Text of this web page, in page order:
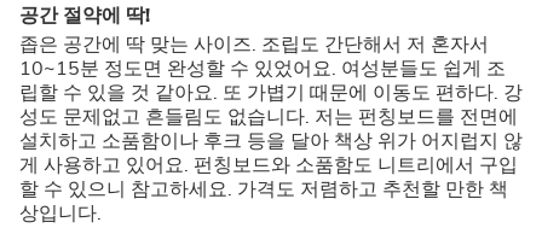
공간 절약에 딱!
좁은 공간에 딱 맞는 사이즈. 조립도 간단해서 저 혼자서
10~15분 정도면 완성할 수 있었어요. 여성분들도 쉽게 조
립할 수 있을 것 같아요. 또 가볍기 때문에 이동도 편하다. 강
성도 문제없고 흔들림도 없습니다. 저는 펀칭보드를 전면에
설치하고 소품함이나 후크 등을 달아 책상 위가 어지럽지 않
게 사용하고 있어요. 펀칭보드와 소품함도 니트리에서 구입
할 수 있으니 참고하세요. 가격도 저렴하고 추천할 만한 책
상입니다.